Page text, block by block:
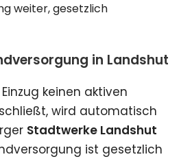
weiter, gesetzlich
in Landshut
keinen aktiven
wird automatisch
Stadtwerke Landshut
ist gesetzlich